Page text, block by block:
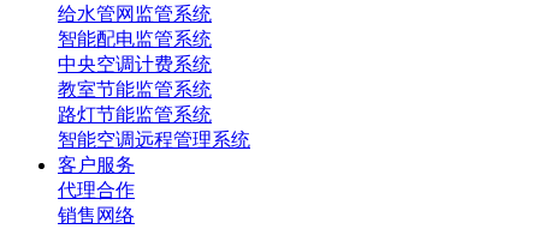
给水管网监管系统
智能配电监管系统
中央空调计费系统
教室节能监管系统
路灯节能监管系统
智能空调远程管理系统
客户服务
代理合作
销售网络